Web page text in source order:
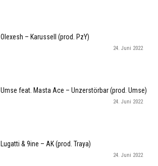
Olexesh – Karussell (prod. PzY)
24. Juni 2022
Umse feat. Masta Ace – Unzerstörbar (prod. Umse)
24. Juni 2022
Lugatti & 9ine – AK (prod. Traya)
24. Juni 2022